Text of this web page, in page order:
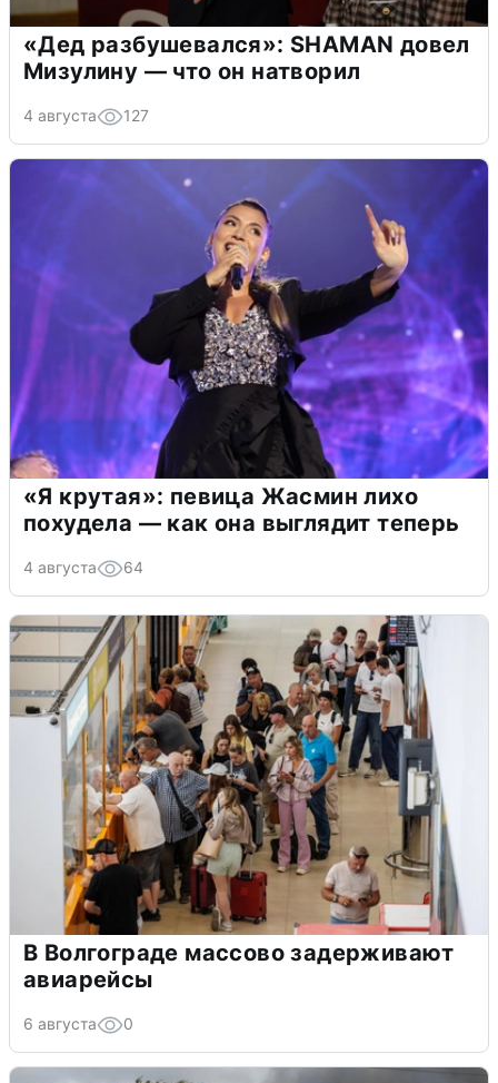
«Дед разбушевался»: SHAMAN довел
Мизулину — что он натворил
4 августа 127
«Я крутая»: певица Жасмин лихо
похудела — как она выглядит теперь
4 августа 64
В Волгограде массово задерживают
авиарейсы
6 августа 0